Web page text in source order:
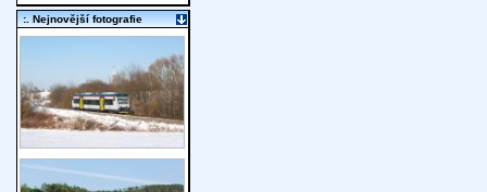
:. Nejnovější fotografie